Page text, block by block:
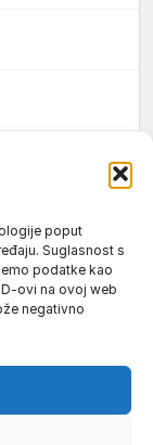
poput
Suglasnost s
podatke kao
ovi na ovoj web
negativno
osoba